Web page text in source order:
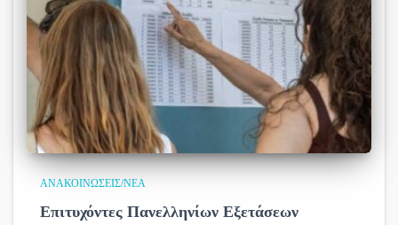
ΑΝΑΚΟΙΝΏΣΕΙΣ/ΝΈΑ
Επιτυχόντες Πανελληνίων Εξετάσεων